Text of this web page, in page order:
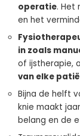
operatie. Het
en het
in zoals
of ijstherapie,
van elke
Bijna de helft
knie maakt
belang en de